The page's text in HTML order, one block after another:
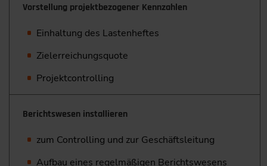
Vorstellung projektbezogener Kennzahlen
Einhaltung des Lastenheftes
Zielerreichungsquote
Projektcontrolling
Berichtswesen installieren
zum Controlling und zur Geschäftsleitung
Aufbau eines regelmäßigen Berichtswesens